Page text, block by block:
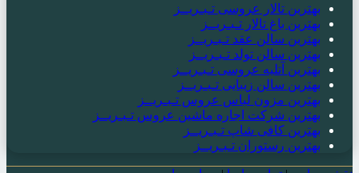
بهترین تالار عروسی تـبـریــز
بهترین باغ تالار تـبـریــز
بهترین سالن عقد تـبـریــز
بهترین سالن تولد تـبـریــز
بهترین آتلیه عروسی تـبـریــز
بهترین سالن زیبایی تـبـریــز
بهترین مزون لباس عروس تـبـریــز
بهترین شرکت اجاره ماشین عروس تـبـریــز
بهترین کافی شاپ تـبـریــز
بهترین رستوران تـبـریــز